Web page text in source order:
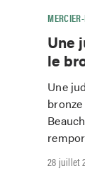
Une
le
Une
28 juillet